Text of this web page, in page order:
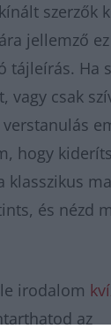
szerzők
jellemző
tájleírás. Ha
vagy csak
hogy
klasszikus
és nézd
irodalom
az